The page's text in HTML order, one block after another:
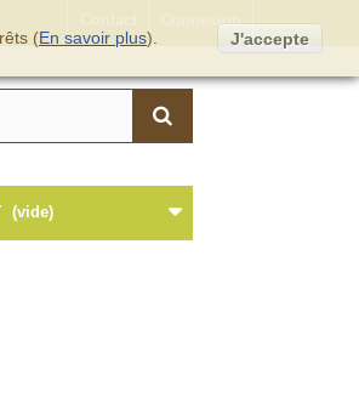
Connexion
(vide)
(En savoir plus). J'accepte